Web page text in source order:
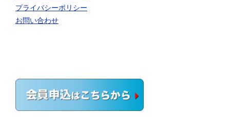
プライバシーポリシー
お問い合わせ